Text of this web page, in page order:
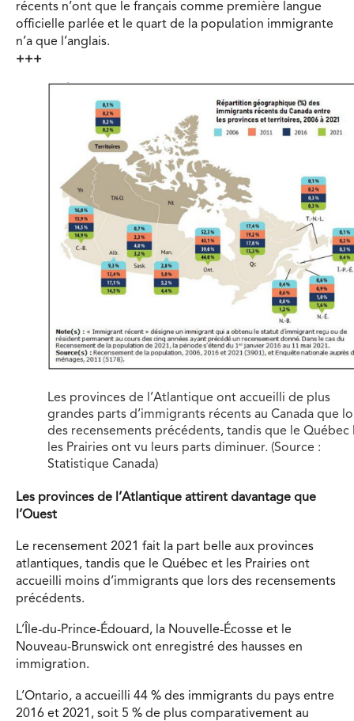
récents n’ont que le français comme première langue
officielle parlée et le quart de la population immigrante
n’a que l’anglais.
+++
Les provinces de l’Atlantique ont accueilli de plus
grandes parts d’immigrants récents au Canada que
des recensements précédents, tandis que le Québec
les Prairies ont vu leurs parts diminuer. (Source :
Statistique Canada)
Les provinces de l’Atlantique attirent davantage que
l’Ouest
Le recensement 2021 fait la part belle aux provinces
atlantiques, tandis que le Québec et les Prairies ont
accueilli moins d’immigrants que lors des recensements
précédents.
L’Île-du-Prince-Édouard, la Nouvelle-Écosse et le
Nouveau-Brunswick ont enregistré des hausses en
immigration.
L’Ontario, a accueilli 44 % des immigrants du pays entre
2016 et 2021, soit 5 % de plus comparativement au